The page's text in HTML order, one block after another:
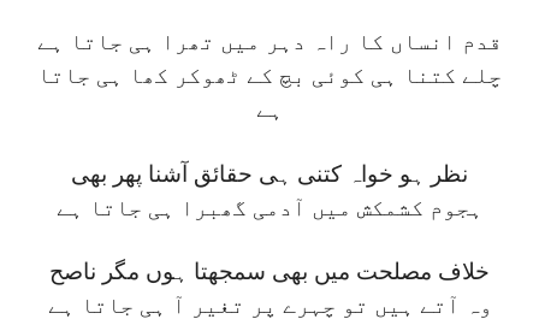
قدم انساں کا راہ دہر میں تھرا ہی جاتا ہے
چلے کتنا ہی کوئی بچ کے ٹھوکر کھا ہی جاتا
ہے
نظر ہو خواہ کتنی ہی حقائق آشنا پھر بھی
ہجوم کشمکش میں آدمی گھبرا ہی جاتا ہے
خلاف مصلحت میں بھی سمجھتا ہوں مگر ناصح
وہ آتے ہیں تو چہرے پر تغیر آ ہی جاتا ہے